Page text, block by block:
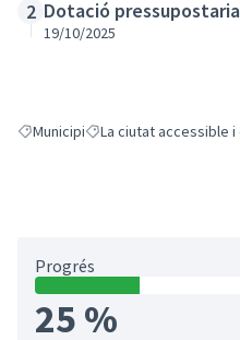
2 Dotació pressupostaria
19/10/2025
Resultats en filtrar per: Municipi
MunicipiResultats en filtrar per:
La ciutat accessible i
Progrés
25 %